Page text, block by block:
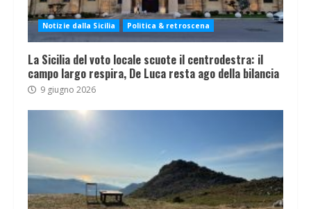
Notizie dalla Sicilia Politica & retroscena
La Sicilia del voto locale scuote il centrodestra: il
campo largo respira, De Luca resta ago della bilancia
9 giugno 2026